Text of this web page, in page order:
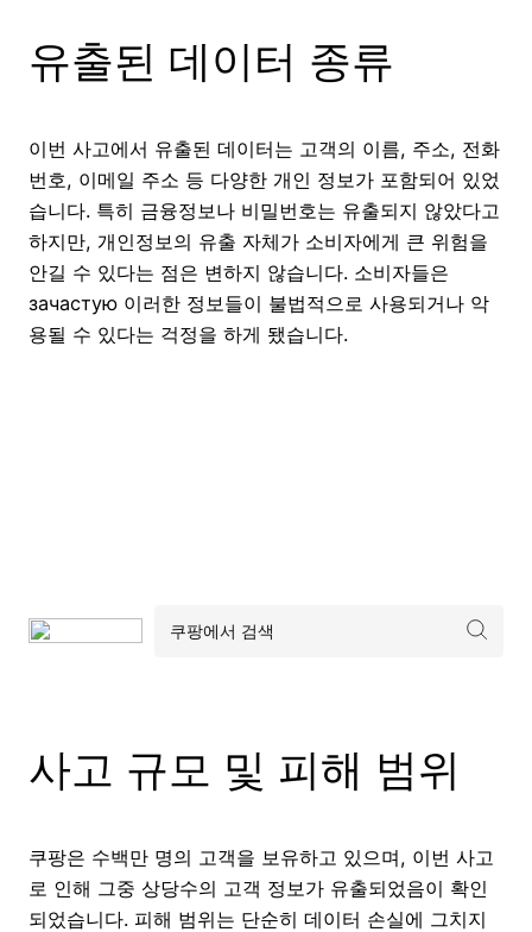
유출된 데이터 종류
이번 사고에서 유출된 데이터는 고객의 이름, 주소, 전화
번호, 이메일 주소 등 다양한 개인 정보가 포함되어 있었
습니다. 특히 금융정보나 비밀번호는 유출되지 않았다고
하지만, 개인정보의 유출 자체가 소비자에게 큰 위험을
안길 수 있다는 점은 변하지 않습니다. 소비자들은
зачастую 이러한 정보들이 불법적으로 사용되거나 악
용될 수 있다는 걱정을 하게 됐습니다.
사고 규모 및 피해 범위
쿠팡은 수백만 명의 고객을 보유하고 있으며, 이번 사고
로 인해 그중 상당수의 고객 정보가 유출되었음이 확인
되었습니다. 피해 범위는 단순히 데이터 손실에 그치지